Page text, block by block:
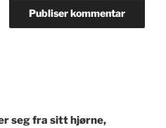
seg fra sitt hjørne,